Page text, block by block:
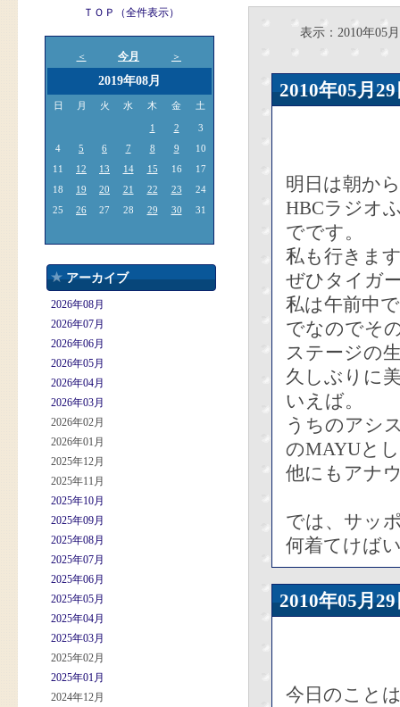
ＴＯＰ（全件表示）
＜ 今月 ＞
2019年08月
日 月 火 水 木 金 土
1 2
3
4
5 6 7 8 9
10
11
12 13 14 15 16
17
18
19 20 21 22 23
24
25
26 27 28 29 30 31
アーカイブ
2026年08月
2026年07月
2026年06月
2026年05月
2026年04月
2026年03月
2026年02月
2026年01月
2025年12月
2025年11月
2025年10月
2025年09月
2025年08月
2025年07月
2025年06月
2025年05月
2025年04月
2025年03月
2025年02月
2025年01月
2024年12月
表示：2010年05月
2010年05
明日は朝か
HBCラジオ
でです。
私も行きま
ぜひタイガ
私は午前中
でなのでそ
ステージの
久しぶりに
いえば。
うちのアシ
のMAYUと
他にもアナ
では、サッ
何着てけば
2010年05
今日のこと